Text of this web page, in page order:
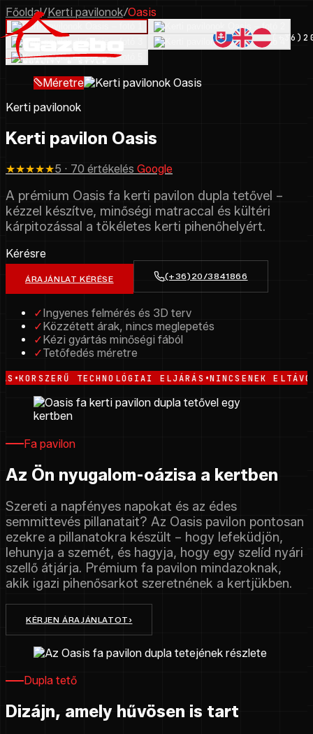
Főoldal/Kerti pavilonok/Oasis
Méretre
Kerti pavilonok
Kerti pavilon Oasis
★★★★★5 · 70 értékelés Google
A prémium Oasis fa kerti pavilon dupla tetővel –
kézzel készítve, minőségi matraccal és kültéri
kárpitozással a tökéletes kerti pihenőhelyért.
Kérésre
ÁRAJÁNLAT KÉRÉSE (+36)20/3841866
✓Ingyenes felmérés és 3D terv
✓Közzétett árak, nincs meglepetés
✓Kézi gyártás minőségi fából
✓Tetőfedés méretre
TECHNOLÓGIAI ELJÁRÁS•NINCSENEK
Fa pavilon
Az Ön nyugalom-oázisa a kertben
Szereti a napfényes napokat és az édes
semmittevés pillanatait? Az Oasis pavilon pontosan
ezekre a pillanatokra készült – hogy lefeküdjön,
lehunyja a szemét, és hagyja, hogy egy szelíd nyári
szellő átjárja. Prémium fa pavilon mindazoknak,
akik igazi pihenősarkot szeretnének a kertjükben.
KÉRJEN ÁRAJÁNLATOT ›
Dupla tető
Dizájn, amely hűvösen is tart